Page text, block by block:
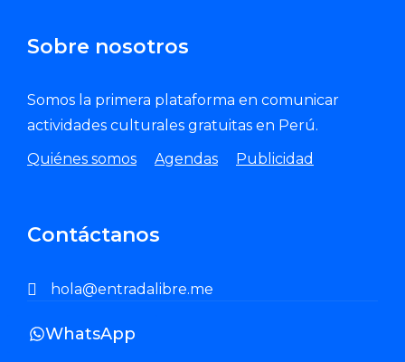
Sobre nosotros
Somos la primera plataforma en comunicar
actividades culturales gratuitas en Perú.
Quiénes somos
Agendas Publicidad
Contáctanos
hola@entradalibre.me
WhatsApp